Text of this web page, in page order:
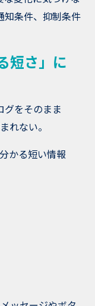
知条件、抑制条件
短さ」に
グをそのまま
れない。
かる短い情報